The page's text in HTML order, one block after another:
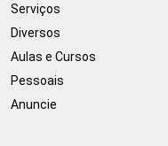
Serviços
Diversos
Aulas e Cursos
Pessoais
Anuncie